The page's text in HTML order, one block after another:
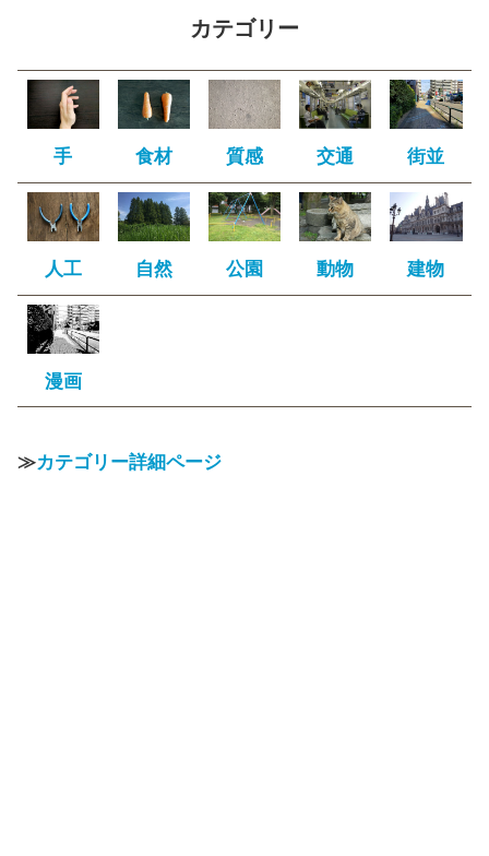
カテゴリー
手 食材 質感 交通 街並
人工 自然 公園 動物 建物
漫画
≫カテゴリー詳細ページ